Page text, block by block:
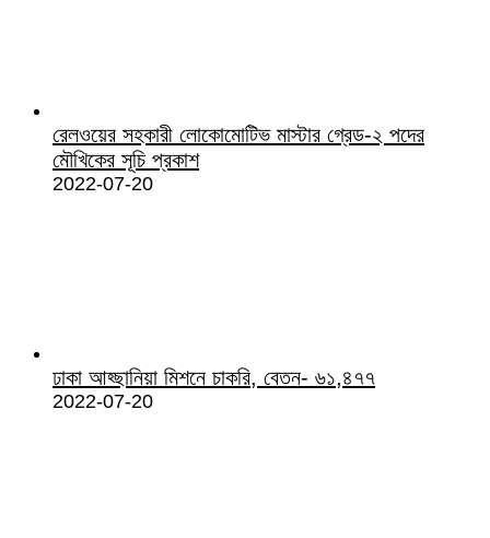
রেলওয়ের সহকারী লোকোমোটিভ মাস্টার গ্রেড-২ পদের
মৌখিকের সূচি প্রকাশ
2022-07-20
ঢাকা আহ্ছানিয়া মিশনে চাকরি, বেতন- ৬১,৪৭৭
2022-07-20